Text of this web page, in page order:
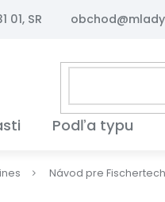
01, SR
Podľa typu
Návod pre